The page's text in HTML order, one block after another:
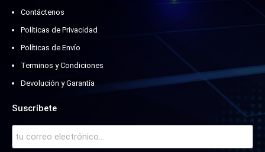
Contáctenos
Políticas de Privacidad
Políticas de Envío
Terminos y Condiciones
Devolución y Garantía
Suscríbete